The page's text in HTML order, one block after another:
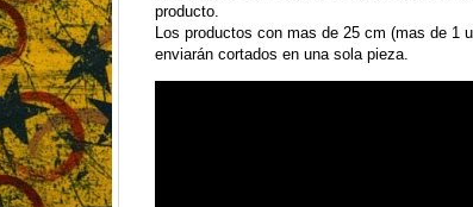
producto.
Los productos con mas de 25 cm (mas de 1
enviarán cortados en una sola pieza.